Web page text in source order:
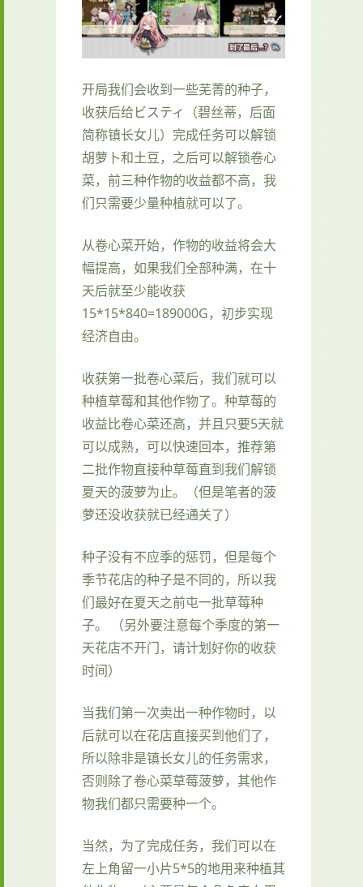
开局我们会收到一些芜菁的种子，
收获后给ビスティ（碧丝蒂，后面
简称镇长女儿）完成任务可以解锁
胡萝卜和土豆，之后可以解锁卷心
菜，前三种作物的收益都不高，我
们只需要少量种植就可以了。
从卷心菜开始，作物的收益将会大
幅提高，如果我们全部种满，在十
天后就至少能收获
15*15*840=189000G，初步实现
经济自由。
收获第一批卷心菜后，我们就可以
种植草莓和其他作物了。种草莓的
收益比卷心菜还高，并且只要5天就
可以成熟，可以快速回本，推荐第
二批作物直接种草莓直到我们解锁
夏天的菠萝为止。（但是笔者的菠
萝还没收获就已经通关了）
种子没有不应季的惩罚，但是每个
季节花店的种子是不同的，所以我
们最好在夏天之前屯一批草莓种
子。 （另外要注意每个季度的第一
天花店不开门，请计划好你的收获
时间）
当我们第一次卖出一种作物时，以
后就可以在花店直接买到他们了，
所以除非是镇长女儿的任务需求，
否则除了卷心菜草莓菠萝，其他作
物我们都只需要种一个。
当然，为了完成任务，我们可以在
左上角留一小片5*5的地用来种植其